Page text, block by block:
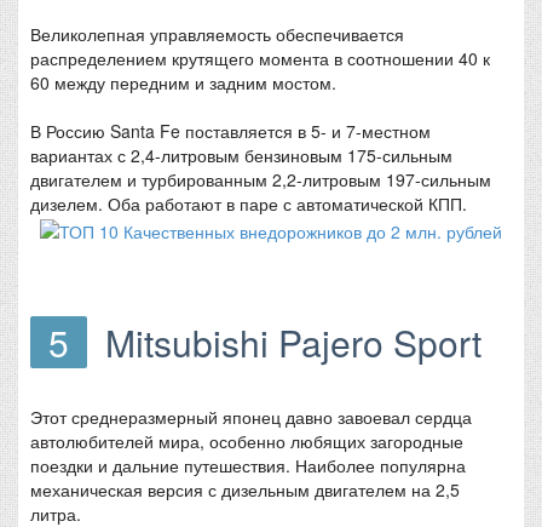
Великолепная управляемость обеспечивается
распределением крутящего момента в соотношении 40 к
60 между передним и задним мостом.
В Россию Santa Fe поставляется в 5- и 7-местном
вариантах с 2,4-литровым бензиновым 175-сильным
двигателем и турбированным 2,2-литровым 197-сильным
дизелем. Оба работают в паре с автоматической КПП.
5 Mitsubishi Pajero Sport
Этот среднеразмерный японец давно завоевал сердца
автолюбителей мира, особенно любящих загородные
поездки и дальние путешествия. Наиболее популярна
механическая версия с дизельным двигателем на 2,5
литра.